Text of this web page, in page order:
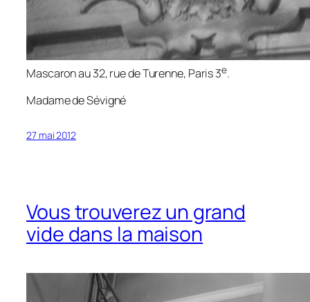
Mascaron au 32, rue de Turenne, Paris 3e.
Madame de Sévigné
27 mai 2012
Vous trouverez un grand
vide dans la maison